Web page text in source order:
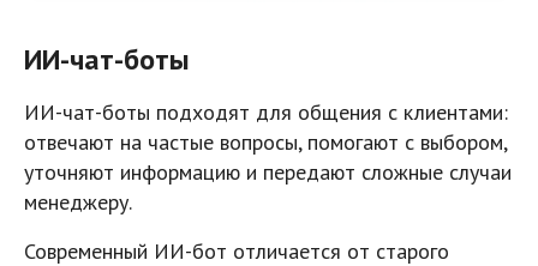
ИИ-чат-боты
ИИ-чат-боты подходят для общения с клиентами:
отвечают на частые вопросы, помогают с выбором,
уточняют информацию и передают сложные случаи
менеджеру.
Современный ИИ-бот отличается от старого